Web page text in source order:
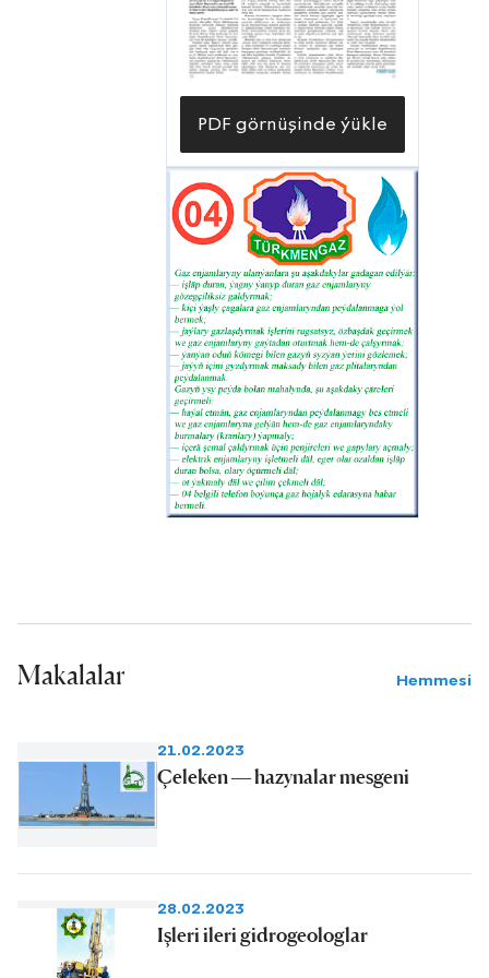
saldamly paýynyň bardygyna olar bilen
iş üstünde ýakyndan söhbetdeş
bolanymyzda has aýdyň göz ýetirdik.
PDF görnüşinde ýükle
Makalalar Hemmesi
21.02.2023
Çeleken — hazynalar mesgeni
28.02.2023
Işleri ileri gidrogeologlar